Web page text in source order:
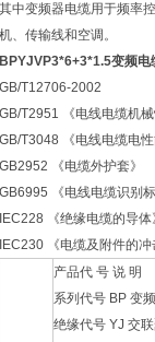
其中变频器电缆用于频率
机、传输线和空调。
BPYJVP3*6+3*1.5变频电
GB/T12706-2002
GB/T2951 《电线电缆机
GB/T3048 《电线电缆电
GB2952 《电缆外护套》
GB6995 《电线电缆识别
IEC228 《绝缘电缆的导体
IEC230 《电缆及附件的
产品代 号 说 明
系列代号 BP 变
绝缘代号 YJ 交